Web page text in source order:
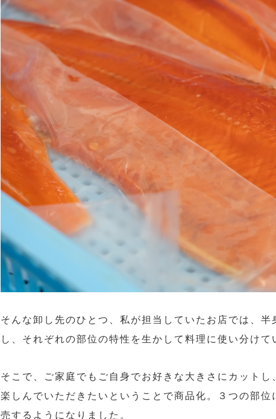
そんな卸し先のひとつ、私が担当していたお店では、
し、それぞれの部位の特性を生かして料理に使い分けて
そこで、ご家庭でもご自身でお好きな大きさにカット
楽しんでいただきたいということで商品化。３つの部
売するようになりました。